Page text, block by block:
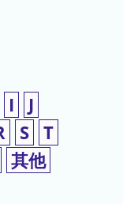
I
J
S T
其他